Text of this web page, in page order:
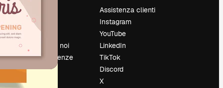
Prezzi
Chi siamo
Recensioni
Lavora con noi
Cerca tendenze
Blog
Eventi
Assistenza clienti
Instagram
YouTube
LinkedIn
TikTok
Discord
X